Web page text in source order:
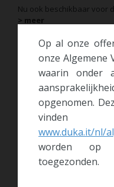
Nu ook beschikbaar voor
> meer
Duka wint
Award 2025
Fr, 21 Nov 2025
Stijl, innovatie en
libero 4000
> meer
Beleef de
Op al onze
onze Algemene
waarin onder
opgenomen.
www.duka.it/nl/
worden op
toegezonden.